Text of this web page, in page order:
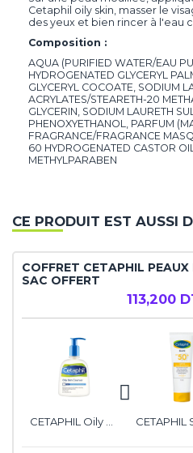
Cetaphil oily skin, masser le
des yeux et bien rincer à l'eau
Composition :
AQUA (PURIFIED WATER/EAU
HYDROGENATED GLYCERYL
GLYCERYL COCOATE, SODIUM
ACRYLATES/STEARETH-20
GLYCERIN, SODIUM LAURETH
PHENOXYETHANOL, PARFUM
FRAGRANCE/FRAGRANCE
60 HYDROGENATED CASTOR
METHYLPARABEN
CE PRODUIT EST AUSSI
COFFRET CETAPHIL PEAUX
SAC OFFERT
113,200
CETAPHIL Oily Skin Cleanser, 236ML